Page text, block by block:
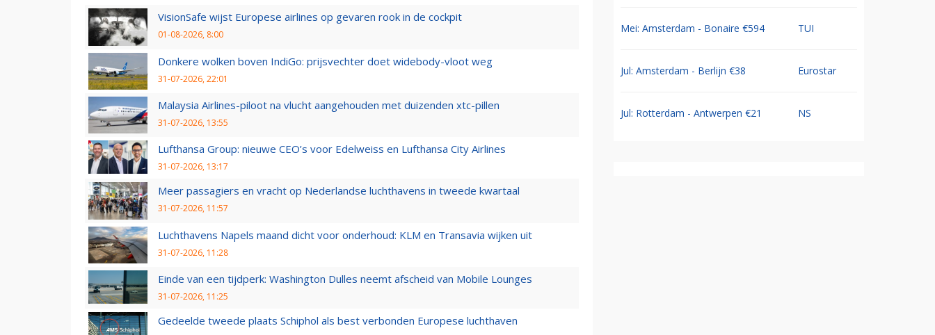
VisionSafe wijst Europese airlines op gevaren rook in de cockpit
01-08-2026, 8:00
Donkere wolken boven IndiGo: prijsvechter doet widebody-vloot weg
31-07-2026, 22:01
Malaysia Airlines-piloot na vlucht aangehouden met duizenden xtc-pillen
31-07-2026, 13:55
Lufthansa Group: nieuwe CEO’s voor Edelweiss en Lufthansa City Airlines
31-07-2026, 13:17
Meer passagiers en vracht op Nederlandse luchthavens in tweede kwartaal
31-07-2026, 11:57
Luchthavens Napels maand dicht voor onderhoud: KLM en Transavia wijken uit
31-07-2026, 11:28
Einde van een tijdperk: Washington Dulles neemt afscheid van Mobile Lounges
31-07-2026, 11:25
Gedeelde tweede plaats Schiphol als best verbonden Europese luchthaven
Mei: Amsterdam - Bonaire €594 TUI
Jul: Amsterdam - Berlijn €38 Eurostar
Jul: Rotterdam - Antwerpen €21 NS